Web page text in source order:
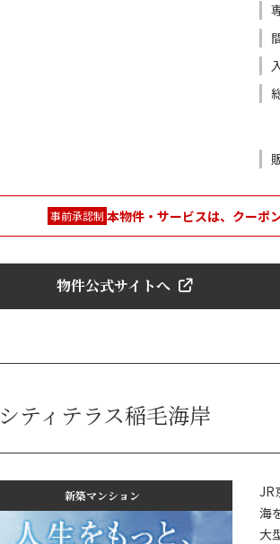
事前承認制 本物件・サービスは、クーポ
物件公式サイトへ
シティテラス稲毛海岸
新築マンション
JR
海
大